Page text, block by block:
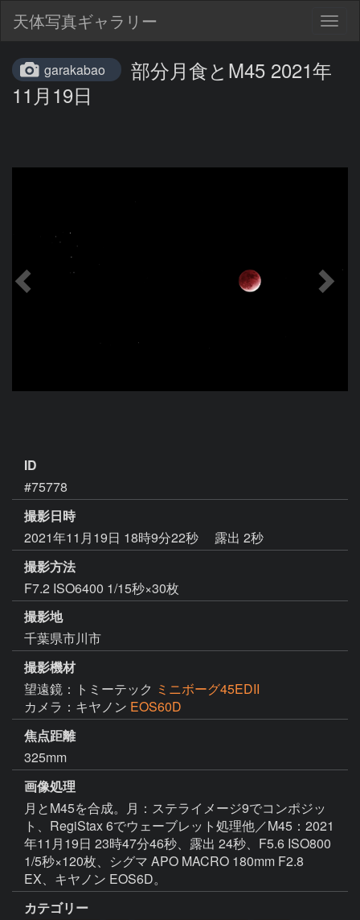
天体写真ギャラリー
garakabao
部分月食とM45 2021年
11月19日
ID
#75778
撮影日時
2021年11月19日 18時9分22秒
露出 2秒
撮影方法
F7.2 ISO6400 1/15秒×30枚
撮影地
千葉県市川市
撮影機材
望遠鏡：トミーテック ミニボーグ45EDII
カメラ：キヤノン EOS60D
焦点距離
325mm
画像処理
月とM45を合成。月：ステライメージ9でコンポジッ
ト、RegiStax 6でウェーブレット処理他／M45：2021
年11月19日 23時47分46秒、露出 24秒、F5.6 ISO800
1/5秒×120枚、シグマ APO MACRO 180mm F2.8
EX、キヤノン EOS6D。
カテゴリー